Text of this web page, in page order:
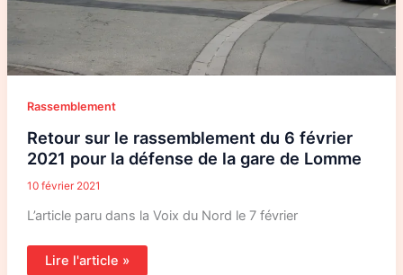
Rassemblement
Retour sur le rassemblement du 6 février
2021 pour la défense de la gare de Lomme
10 février 2021
L’article paru dans la Voix du Nord le 7 février
Lomme
Lire l'article »